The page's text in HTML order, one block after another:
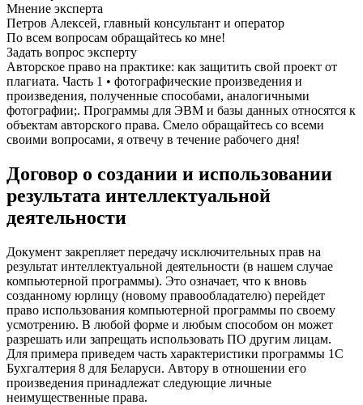
Мнение эксперта
Петров Алексей, главный консультант и оператор
По всем вопросам обращайтесь ко мне!
Задать вопрос эксперту
Авторское право на практике: как защитить свой проект от
плагиата. Часть 1 • фотографические произведения и
произведения, полученные способами, аналогичными
фотографии;. Программы для ЭВМ и базы данных относятся к
объектам авторского права. Смело обращайтесь со всеми
своими вопросами, я отвечу в течение рабочего дня!
Договор о создании и использовании
результата интеллектуальной
деятельности
Документ закрепляет передачу исключительных прав на
результат интеллектуальной деятельности (в нашем случае
компьютерной программы). Это означает, что к вновь
созданному юрлицу (новому правообладателю) перейдет
право использования компьютерной программы по своему
усмотрению. В любой форме и любым способом он может
разрешать или запрещать использовать ПО другим лицам.
Для примера приведем часть характеристики программы 1С
Бухгалтерия 8 для Беларуси. Автору в отношении его
произведения принадлежат следующие личные
неимущественные права.